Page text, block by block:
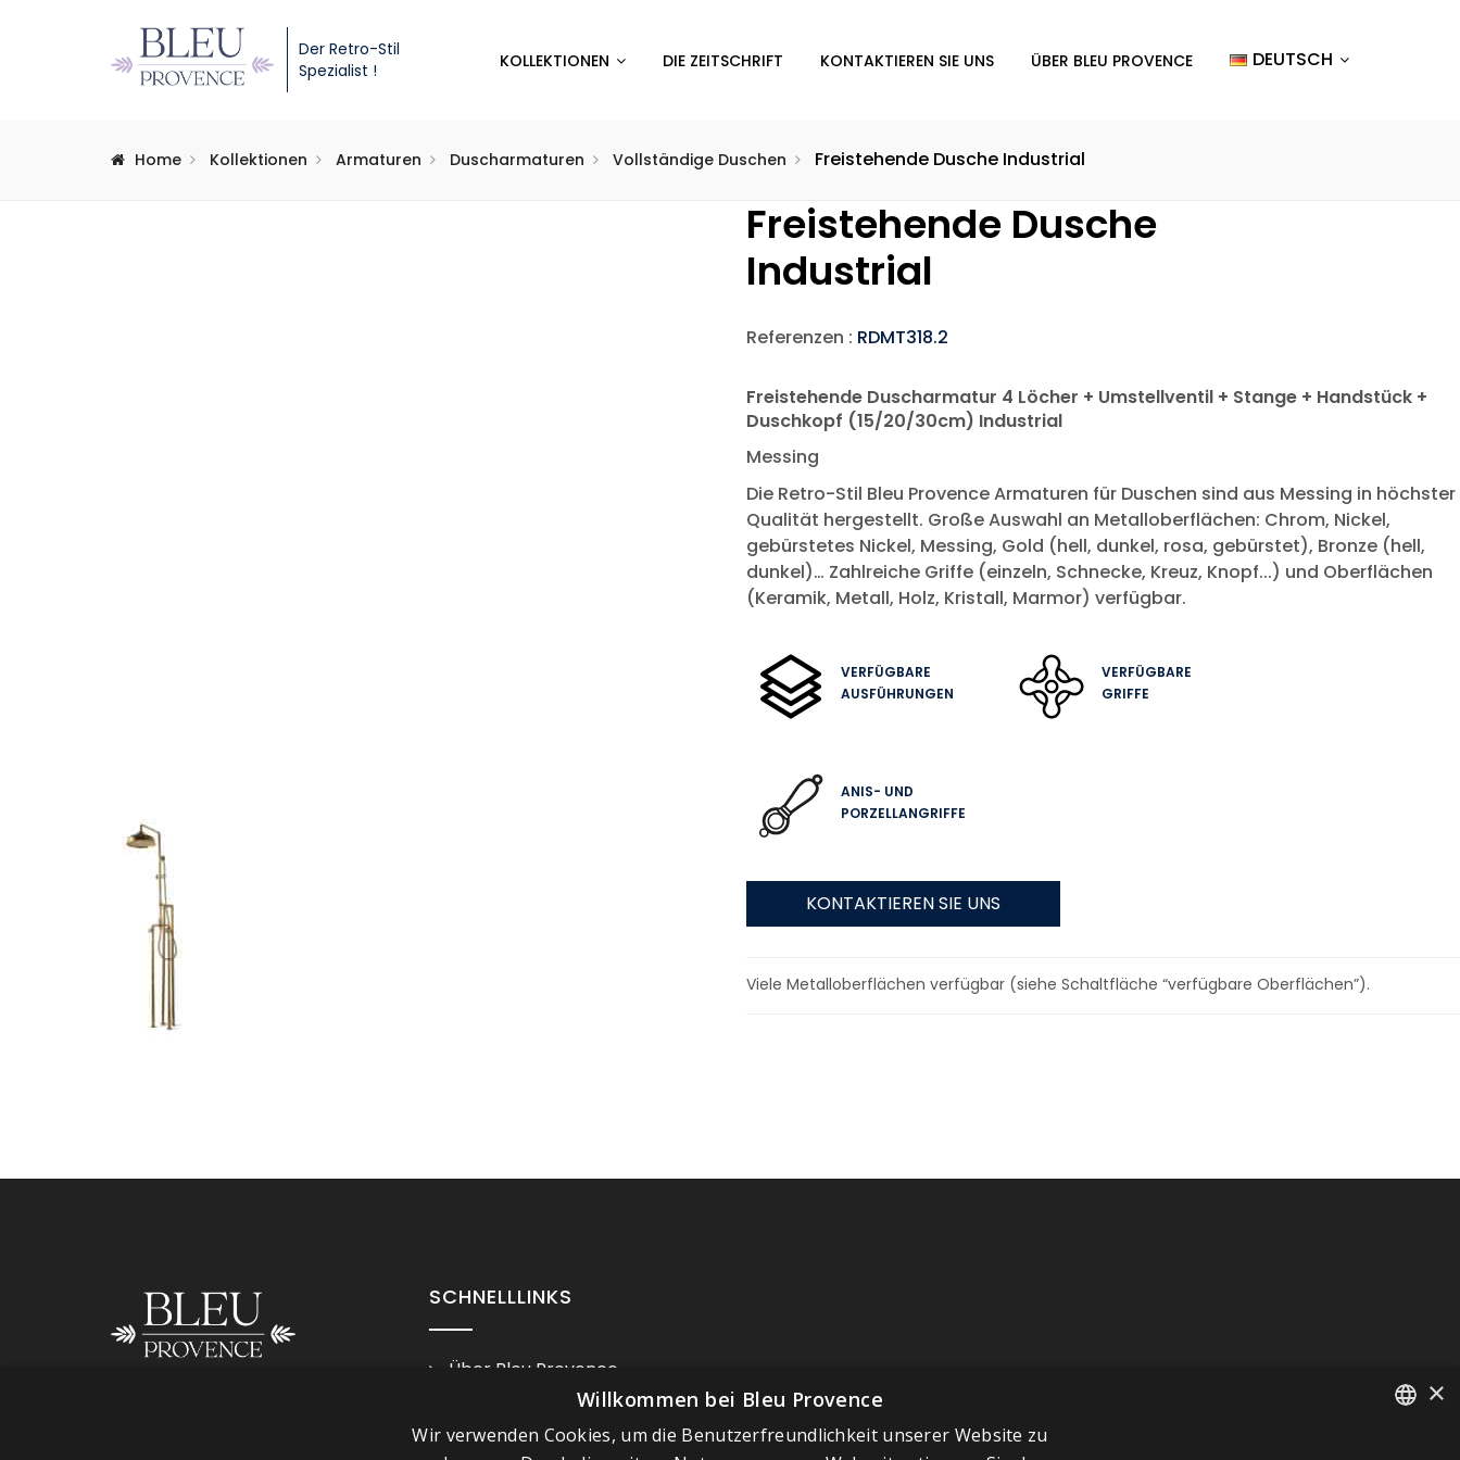
Der Retro-Stil
Spezialist !
KOLLEKTIONEN DIE ZEITSCHRIFT KONTAKTIEREN SIE UNS ÜBER BLEU PROVENCE DEUTSCH
Home Kollektionen Armaturen Duscharmaturen Vollständige Duschen Freistehende Dusche Industrial
Freistehende Dusche
Industrial
Referenzen : RDMT318.2
Freistehende Duscharmatur 4 Löcher + Umstellventil + Stange + Handstück +
Duschkopf (15/20/30cm) Industrial
Messing
Die Retro-Stil Bleu Provence Armaturen für Duschen sind aus Messing in höchster
Qualität hergestellt. Große Auswahl an Metalloberflächen: Chrom, Nickel,
gebürstetes Nickel, Messing, Gold (hell, dunkel, rosa, gebürstet), Bronze (hell,
dunkel)… Zahlreiche Griffe (einzeln, Schnecke, Kreuz, Knopf...) und Oberflächen
(Keramik, Metall, Holz, Kristall, Marmor) verfügbar.
VERFÜGBARE
AUSFÜHRUNGEN
VERFÜGBARE
GRIFFE
ANIS- UND
PORZELLANGRIFFE
KONTAKTIEREN SIE UNS
Viele Metalloberflächen verfügbar (siehe Schaltfläche “verfügbare Oberflächen”).
SCHNELLLINKS
Über Bleu Provence
Geschäftsbedingungen
×
Willkommen bei Bleu Provence
Wir verwenden Cookies, um die Benutzerfreundlichkeit unserer Website zu